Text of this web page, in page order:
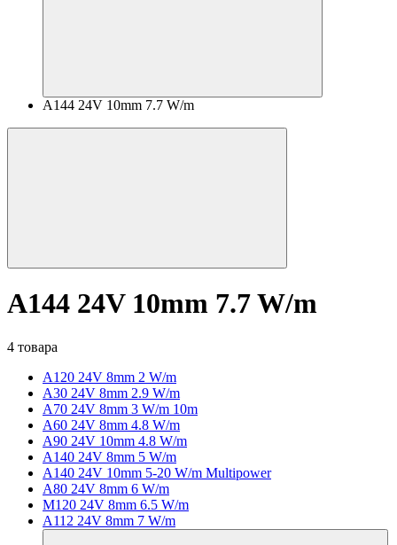
A144 24V 10mm 7.7 W/m
A144 24V 10mm 7.7 W/m
4 товара
A120 24V 8mm 2 W/m
A30 24V 8mm 2.9 W/m
A70 24V 8mm 3 W/m 10m
A60 24V 8mm 4.8 W/m
A90 24V 10mm 4.8 W/m
A140 24V 8mm 5 W/m
A140 24V 10mm 5-20 W/m Multipower
A80 24V 8mm 6 W/m
M120 24V 8mm 6.5 W/m
A112 24V 8mm 7 W/m